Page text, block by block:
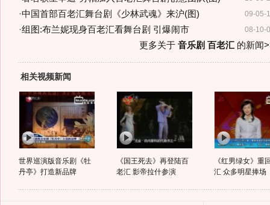
09-05-
·中国首部百老汇舞台剧《少林武魂》来沪(图)
08-10-
·组图:布兰妮现身百老汇看舞台剧 引爆闹市
更多关于 音乐剧 百老汇的新闻
相关视频新闻
世界巡演版音乐剧《牡
丹亭》打造新品牌
《国王死去》再登陆百
老汇 影帝拉什参演
《红男绿女》重
汇 众多明星捧场